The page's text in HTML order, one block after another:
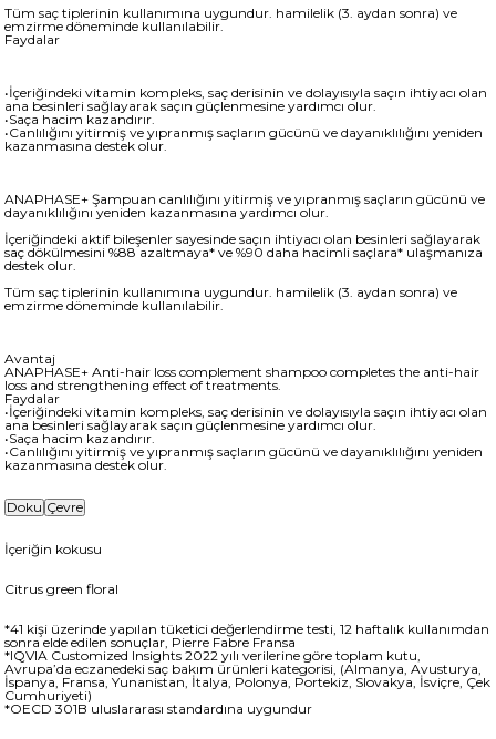
Tüm saç tiplerinin kullanımına uygundur. hamilelik (3. aydan sonra) ve
emzirme döneminde kullanılabilir.
Faydalar
•İçeriğindeki vitamin kompleks, saç derisinin ve dolayısıyla saçın ihtiyacı olan
ana besinleri sağlayarak saçın güçlenmesine yardımcı olur.
•Saça hacim kazandırır.
•Canlılığını yitirmiş ve yıpranmış saçların gücünü ve dayanıklılığını yeniden
kazanmasına destek olur.
ANAPHASE+ Şampuan canlılığını yitirmiş ve yıpranmış saçların gücünü ve
dayanıklılığını yeniden kazanmasına yardımcı olur.
İçeriğindeki aktif bileşenler sayesinde saçın ihtiyacı olan besinleri sağlayarak
saç dökülmesini %88 azaltmaya* ve %90 daha hacimli saçlara* ulaşmanıza
destek olur.
Tüm saç tiplerinin kullanımına uygundur. hamilelik (3. aydan sonra) ve
emzirme döneminde kullanılabilir.
Avantaj
ANAPHASE+ Anti-hair loss complement shampoo completes the anti-hair
loss and strengthening effect of treatments.
Faydalar
•İçeriğindeki vitamin kompleks, saç derisinin ve dolayısıyla saçın ihtiyacı olan
ana besinleri sağlayarak saçın güçlenmesine yardımcı olur.
•Saça hacim kazandırır.
•Canlılığını yitirmiş ve yıpranmış saçların gücünü ve dayanıklılığını yeniden
kazanmasına destek olur.
Doku Çevre
İçeriğin kokusu
Citrus green floral
*41 kişi üzerinde yapılan tüketici değerlendirme testi, 12 haftalık kullanımdan
sonra elde edilen sonuçlar, Pierre Fabre Fransa
*IQVIA Customized Insights 2022 yılı verilerine göre toplam kutu,
Avrupa’da eczanedeki saç bakım ürünleri kategorisi, (Almanya, Avusturya,
İspanya, Fransa, Yunanistan, İtalya, Polonya, Portekiz, Slovakya, İsviçre, Çek
Cumhuriyeti)
*OECD 301B uluslararası standardına uygundur